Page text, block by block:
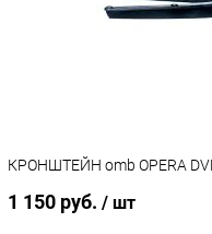
КРОНШТЕЙН omb OPERA
1 150 руб. / шт